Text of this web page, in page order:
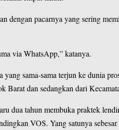
dengan pacarnya yang sering
via WhatsApp,” katanya.
sama-sama terjun ke dunia
dan sedangkan dari
dua tahun membuka praktek
VOS. Yang satunya